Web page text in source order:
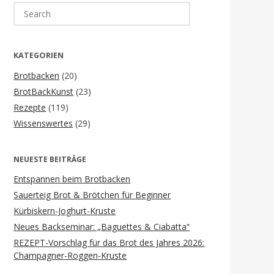
for:
KATEGORIEN
Brotbacken (20)
BrotBackKunst (23)
Rezepte (119)
Wissenswertes (29)
NEUESTE BEITRÄGE
Entspannen beim Brotbacken
Sauerteig Brot & Brötchen für Beginner
Kürbiskern-Joghurt-Kruste
Neues Backseminar: „Baguettes & Ciabatta“
REZEPT-Vorschlag für das Brot des Jahres 2026:
Champagner-Roggen-Kruste